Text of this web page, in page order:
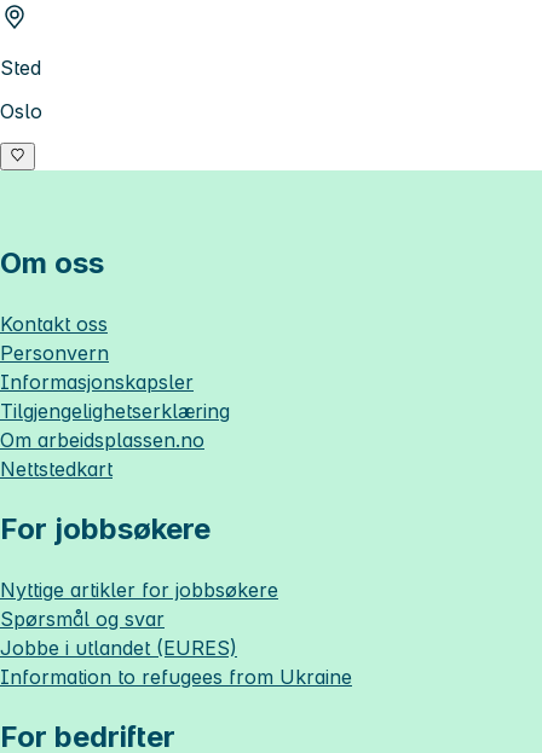
Sted
Oslo
Om oss
Kontakt oss
Personvern
Informasjonskapsler
Tilgjengelighetserklæring
Om arbeidsplassen.no
Nettstedkart
For jobbsøkere
Nyttige artikler for jobbsøkere
Spørsmål og svar
Jobbe i utlandet (EURES)
Information to refugees from Ukraine
For bedrifter